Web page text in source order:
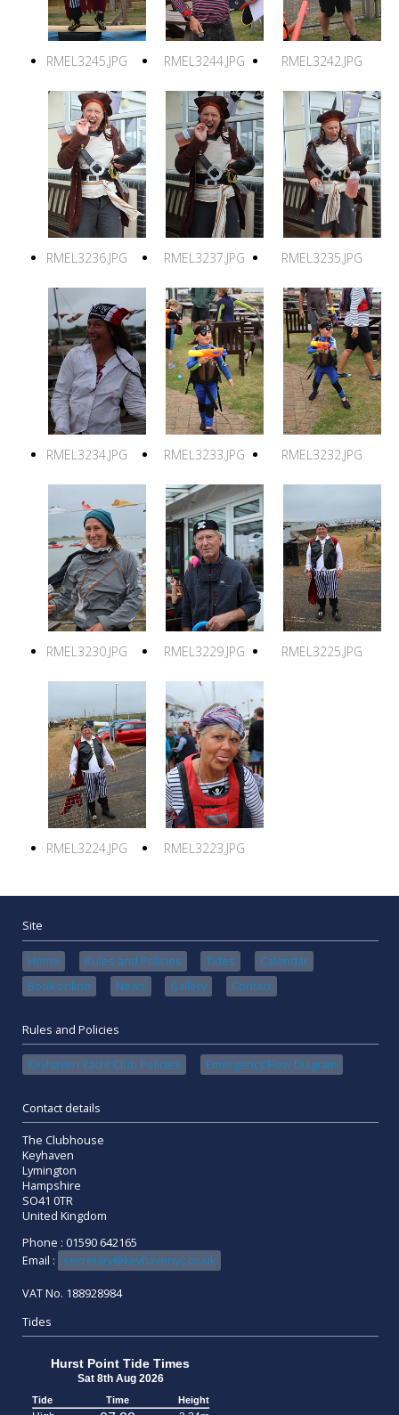
RMEL3245.JPG RMEL3244.JPG RMEL3242.JPG
RMEL3236.JPG RMEL3237.JPG RMEL3235.JPG
RMEL3234.JPG RMEL3233.JPG RMEL3232.JPG
RMEL3230.JPG RMEL3229.JPG RMEL3225.JPG
RMEL3224.JPG RMEL3223.JPG
Site
Home Rules and Policies Tides
Calendar
Book online
News Gallery Contact
Rules and Policies
Keyhaven Yacht Club Policies Emergency Flow Diagram
Contact details
The Clubhouse
Keyhaven
Lymington
Hampshire
SO41 0TR
United Kingdom
Phone : 01590 642165
Email :
secretary@keyhavenyc.co.uk
VAT No. 188928984
Tides
Hurst Point Tide Times
Sat 8th Aug 2026
Tide Time Height